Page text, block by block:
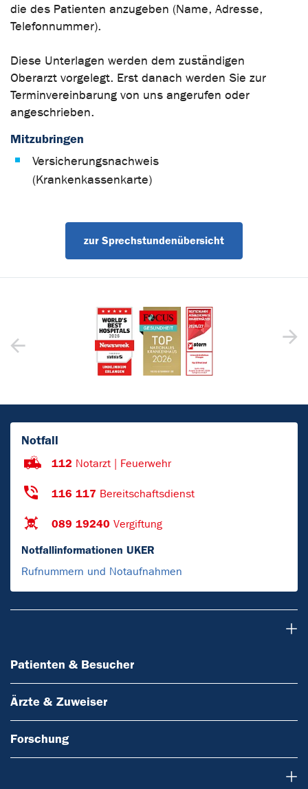
die des Patienten anzugeben (Name, Adresse,
Telefonnummer).
Diese Unterlagen werden dem zuständigen
Oberarzt vorgelegt. Erst danach werden Sie zur
Terminvereinbarung von uns angerufen oder
angeschrieben.
Mitzubringen
Versicherungsnachweis
(Krankenkassenkarte)
zur Sprechstundenübersicht
Notfall
112 Notarzt | Feuerwehr
116 117 Bereitschaftsdienst
089 19240 Vergiftung
Notfallinformationen UKER
Rufnummern und Notaufnahmen
Patienten & Besucher
Ärzte & Zuweiser
Forschung